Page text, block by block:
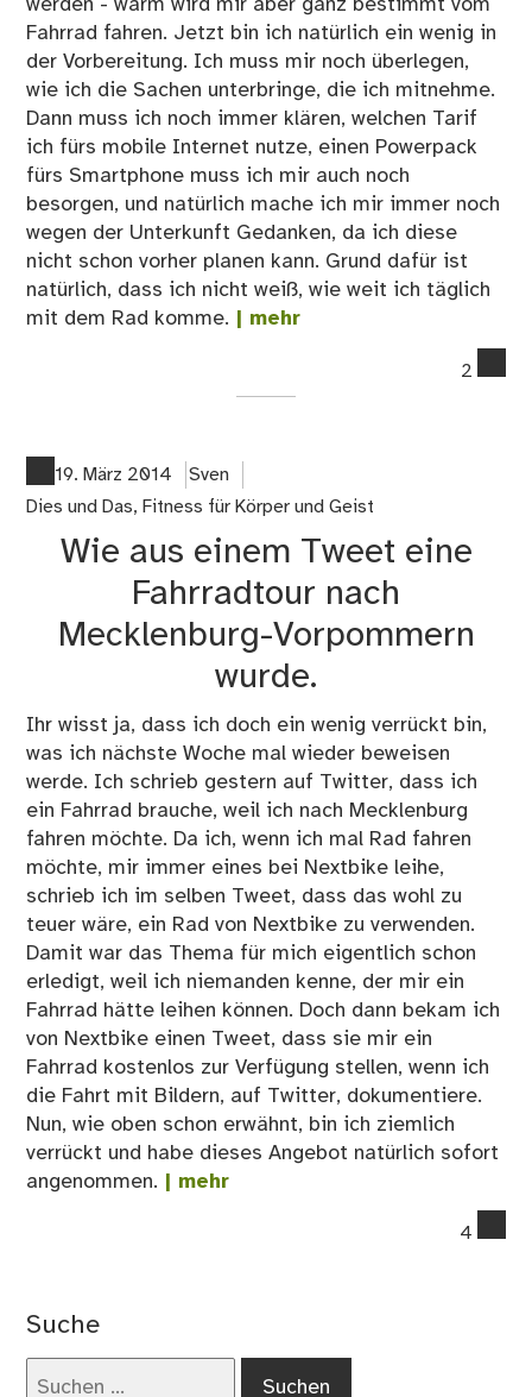
werden - warm wird mir aber ganz bestimmt vom
Fahrrad fahren. Jetzt bin ich natürlich ein wenig in
der Vorbereitung. Ich muss mir noch überlegen,
wie ich die Sachen unterbringe, die ich mitnehme.
Dann muss ich noch immer klären, welchen Tarif
ich fürs mobile Internet nutze, einen Powerpack
fürs Smartphone muss ich mir auch noch
besorgen, und natürlich mache ich mir immer noch
wegen der Unterkunft Gedanken, da ich diese
nicht schon vorher planen kann. Grund dafür ist
natürlich, dass ich nicht weiß, wie weit ich täglich
mit dem Rad komme. | mehr
2
19. März 2014
Sven
Dies und Das, Fitness für Körper und Geist
Wie aus einem Tweet eine
Fahrradtour nach
Mecklenburg-Vorpommern
wurde.
Ihr wisst ja, dass ich doch ein wenig verrückt bin,
was ich nächste Woche mal wieder beweisen
werde. Ich schrieb gestern auf Twitter, dass ich
ein Fahrrad brauche, weil ich nach Mecklenburg
fahren möchte. Da ich, wenn ich mal Rad fahren
möchte, mir immer eines bei Nextbike leihe,
schrieb ich im selben Tweet, dass das wohl zu
teuer wäre, ein Rad von Nextbike zu verwenden.
Damit war das Thema für mich eigentlich schon
erledigt, weil ich niemanden kenne, der mir ein
Fahrrad hätte leihen können. Doch dann bekam ich
von Nextbike einen Tweet, dass sie mir ein
Fahrrad kostenlos zur Verfügung stellen, wenn ich
die Fahrt mit Bildern, auf Twitter, dokumentiere.
Nun, wie oben schon erwähnt, bin ich ziemlich
verrückt und habe dieses Angebot natürlich sofort
angenommen. | mehr
4
Suche